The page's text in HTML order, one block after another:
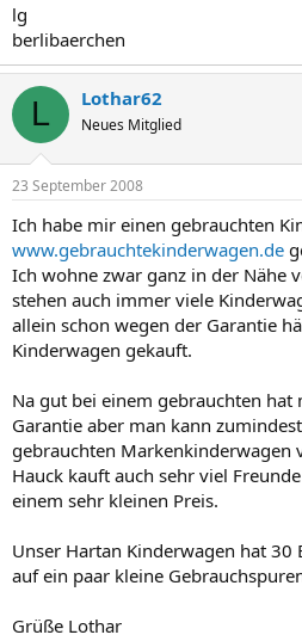
lg
berlibaerchen
L Lothar62
Neues Mitglied
23 September 2008
Ich habe mir einen gebrauchten
www.gebrauchtekinderwagen.de
Ich wohne zwar ganz in der Nähe
stehen auch immer viele
allein schon wegen der Garantie
Kinderwagen gekauft.
Na gut bei einem gebrauchten
Garantie aber man kann
gebrauchten Markenkinderwagen
Hauck kauft auch sehr viel
einem sehr kleinen Preis.
Unser Hartan Kinderwagen hat 30
auf ein paar kleine
Grüße Lothar